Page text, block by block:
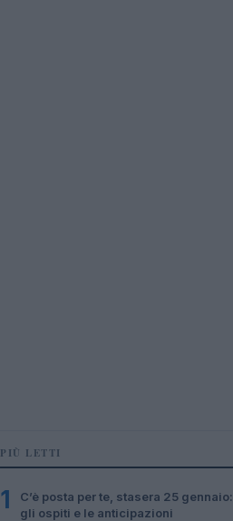
PIÙ LETTI
1
C’è posta per te, stasera 25 gennaio:
gli ospiti e le anticipazioni